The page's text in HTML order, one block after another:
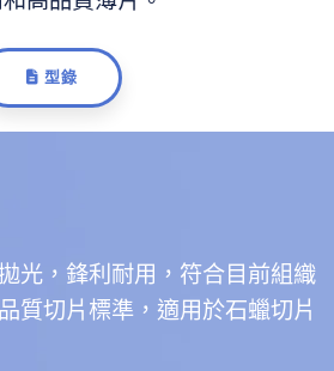
型錄
光，鋒利耐用，符合目前組織
質切片標準，適用於石蠟切片